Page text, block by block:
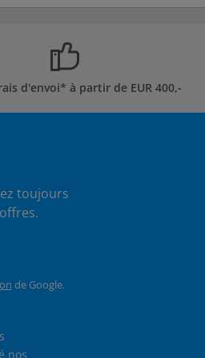
d'envoi* à partir de EUR 400,-
toujours
de Google.